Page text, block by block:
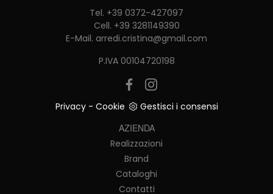
Tel. +39 0372-427097
Cell. +39 3281149390
E-Mail. arredi.cristina@gmail.com
P.IVA 00104720198
Privacy- Cookie
Gestisci i consensi
AZIENDA
Realizzazioni
Brand
Cataloghi
Contatti